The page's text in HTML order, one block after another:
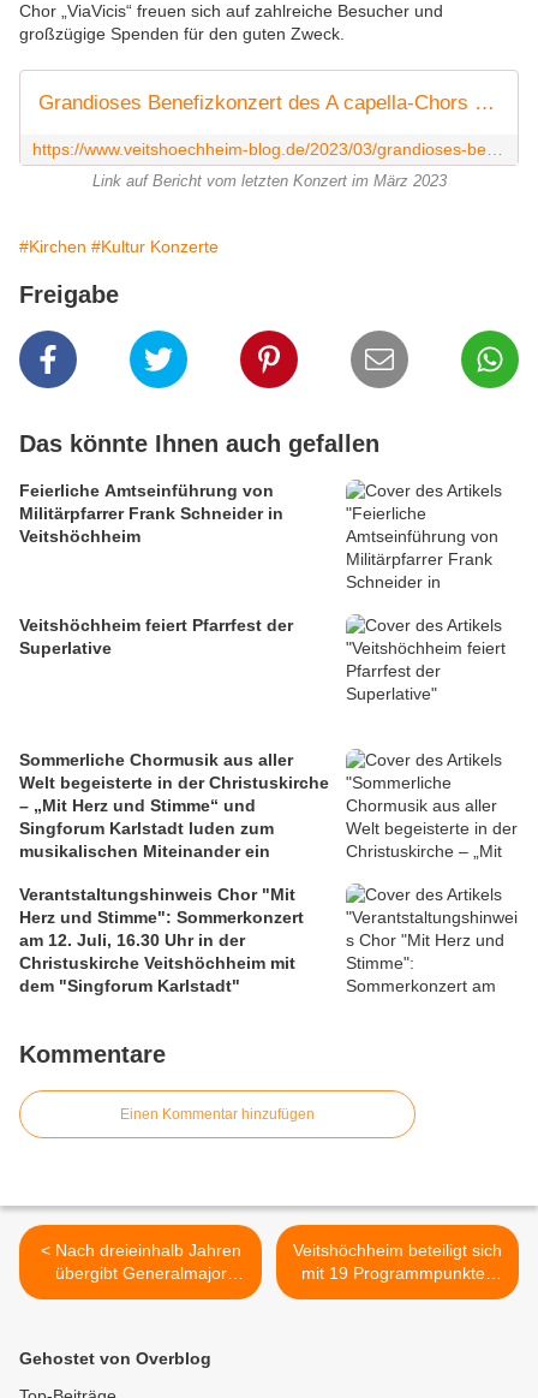
Chor „ViaVicis“ freuen sich auf zahlreiche Besucher und
großzügige Spenden für den guten Zweck.
Grandioses Benefizkonzert des A capella-Chors ViaViscis - 200 Besucher spendeten 2736 Euro zugunsten ukrainischer Waisenkinder und Rollstuhlfahrzeug der Sozialstation
Link auf Bericht vom letzten Konzert im März 2023
#Kirchen #Kultur Konzerte
Freigabe
Das könnte Ihnen auch gefallen
Feierliche Amtseinführung von
Militärpfarrer Frank Schneider in
Veitshöchheim
Veitshöchheim feiert Pfarrfest der
Superlative
Sommerliche Chormusik aus aller
Welt begeisterte in der Christuskirche
– „Mit Herz und Stimme“ und
Singforum Karlstadt luden zum
musikalischen Miteinander ein
Verantstaltungshinweis Chor "Mit
Herz und Stimme": Sommerkonzert
am 12. Juli, 16.30 Uhr in der
Christuskirche Veitshöchheim mit
dem "Singforum Karlstadt"
Kommentare
Einen Kommentar hinzufügen
< Nach dreieinhalb Jahren
übergibt Generalmajor
Ruprecht von Butler eine
Nachfolger, Generalmajor
Veitshöchheim beteiligt sich
mit 19 Programmpunkten
beim Landkreis-
Gehostet von Overblog